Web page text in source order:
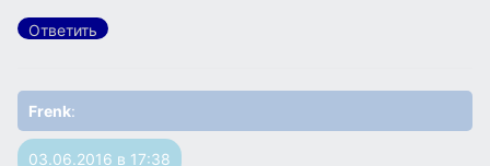
Ответить
Frenk:
03.06.2016 в 17:38